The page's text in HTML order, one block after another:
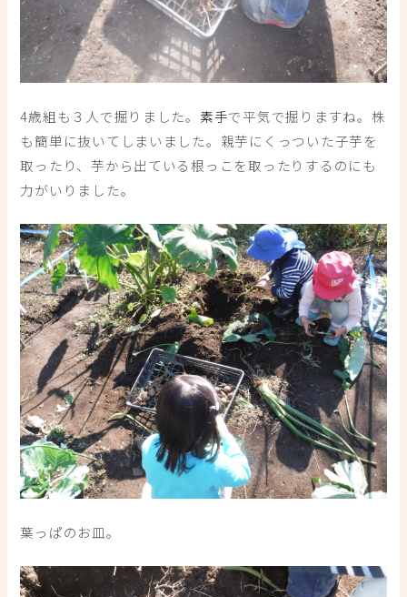
4歳組も３人で掘りました。 素手で平気で掘りますね。株
も簡単に抜いてしまいました。親芋にくっついた子芋を
取ったり、芋から出ている根っこを取ったりするのにも
力がいりました。
葉っぱのお皿。